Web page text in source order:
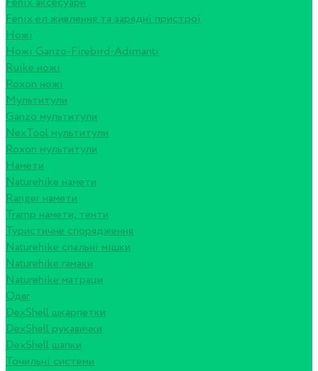
Fenix ел живлення та зарядні пристрої
Ножі
Ножі Ganzo-Firebird-Adimanti
Ruike ножі
Roxon ножi
Мультитули
Ganzo мультитули
NexTool мультитули
Roxon мультитули
Намети
Naturehike намети
Ranger намети
Tramp намети, тенти
Туристичне спорядження
Naturehike спальні мішки
Naturehike гамаки
Naturehike матраци
Одяг
DexShell шкарпетки
DexShell рукавички
DexShell шапки
Точильні системи